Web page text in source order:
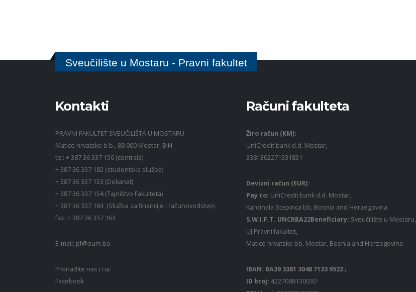
Sveučilište u Mostaru - Pravni fakultet
Kontakti
PRAVNI FAKULTET SVEUČILIŠTA U MOSTARU
Matice hrvatske b.b., 88 000 Mostar, BiH
tel: + 387 36 337 150 (centrala)
+ 387 36 337 182 (studentska služba)
+ 387 36 337 153 (Dekanat)
+ 387 36 337 154 (Tajništvo Fakulteta)
+ 387 36 337 184 (Služba za financije i računovodstvo)
fax: + 387 36 337 163
E-mail: pf@sum.ba
Pronađite nas i na:
Facebook
Računi fakulteta
Žiro račun (KM):
UniCredit bank d.d. Mostar,
3381302271331831
Devizni račun (EUR):
Pay to: UniCredit bank d.d. Mostar,
Kardinala Stepinca bb, Bosnia and Herzegovina
S.W.I.F.T. UNCRBA22Beneficiary: Sveučilište u Mostaru,
UJ Pravni fakultet,
Matice hrvatske bb, Mostar, Bosnia and Herzegovina
IBAN: BA39 3381 3048 7133 9522 ;
ID broj: 4227088130030